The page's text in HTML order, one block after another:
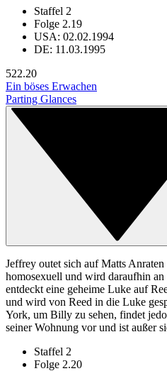
Staffel 2
Folge 2.19
USA: 02.02.1994
DE: 11.03.1995
522.20
Ein böses Erwachen
Parting Glances
Jeffrey outet sich auf Matts
homosexuell und wird daraufhin an
entdeckt eine geheime Luke auf
und wird von Reed in die Luke
York, um Billy zu sehen, findet
seiner Wohnung vor und ist außer
Staffel 2
Folge 2.20